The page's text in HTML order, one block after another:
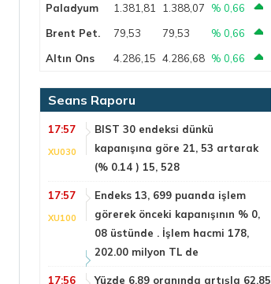
Paladyum
1.381,81 1.388,07
% 0,66
Brent Pet.
79,53 79,53
% 0,66
Altın Ons
4.286,15 4.286,68 % 0,66
Seans Raporu
17:57
XU030
BIST 30 endeksi dünkü
kapanışına göre 21, 53 artarak
(% 0.14 ) 15, 528
17:57
XU100
Endeks 13, 699 puanda işlem
görerek önceki kapanışının % 0,
08 üstünde . İşlem hacmi 178,
202.00 milyon TL de
17:56
Yüzde 6.89 oranında artışla 62.85